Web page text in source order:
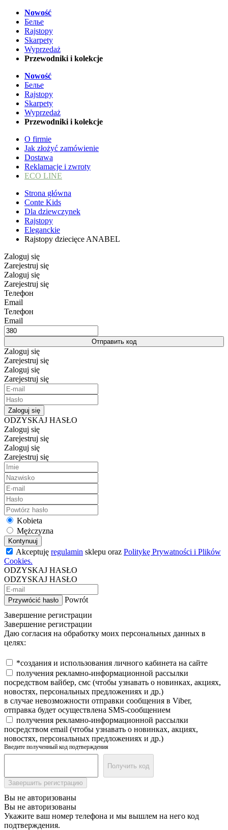
Nowość
Белье
Rajstopy
Skarpety
Wyprzedaż
Przewodniki i kolekcje
Nowość
Белье
Rajstopy
Skarpety
Wyprzedaż
Przewodniki i kolekcje
O firmie
Jak złożyć zamówienie
Dostawa
Reklamacje i zwroty
ECO LINE
Strona główna
Conte Kids
Dla dziewczynek
Rajstopy
Eleganckie
Rajstopy dziecięce ANABEL
Zaloguj się
Zarejestruj się
Zaloguj się
Zarejestruj się
Телефон
Email
Телефон
Email
Отправить код
Zaloguj się
Zarejestruj się
Zaloguj się
Zarejestruj się
Zaloguj się
ODZYSKAJ HASŁO
Zaloguj się
Zarejestruj się
Zaloguj się
Zarejestruj się
Kobieta
Mężczyzna
Kontynuuj
Akceptuję regulamin sklepu oraz Politykę Prywatności i Plików
Cookies.
ODZYSKAJ HASŁO
ODZYSKAJ HASŁO
Przywrócić hasło
Powrót
Завершение регистрации
Завершение регистрации
Даю согласия на обработку моих персональных данных в
целях:
*создания и использования личного кабинета на сайте
получения рекламно-информационной рассылки
посредством вайбер, смс (чтобы узнавать о новинках, акциях,
новостях, персональных предложениях и др.)
в случае невозможности отправки сообщения в Viber,
отправка будет осуществлена SMS-сообщением
получения рекламно-информационной рассылки
посредством email (чтобы узнавать о новинках, акциях,
новостях, персональных предложениях и др.)
Введите полученный код подтверждения
Получить код
Завершить регистрацию
Вы не авторизованы
Вы не авторизованы
Укажите ваш номер телефона и мы вышлем на него код
подтверждения.